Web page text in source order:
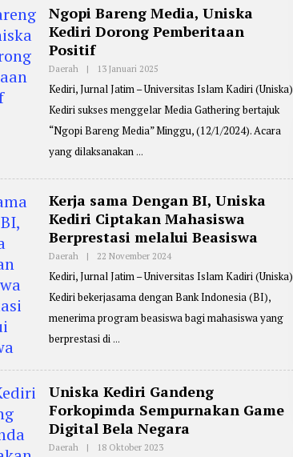
:
M
A
O
Ngopi Bareng Media, Uniska
Kediri Dorong Pemberitaan
Positif
Daerah | 13 Januari 2025
E
R
E
P
E
:
M
A
O
O
Kediri, Jurnal Jatim – Universitas Islam Kadiri (Uniska)
Kediri sukses menggelar Media Gathering bertajuk
“Ngopi Bareng Media” Minggu, (12/1/2024). Acara
yang dilaksanakan
Kerja sama Dengan BI, Uniska
Kediri Ciptakan Mahasiswa
Berprestasi melalui Beasiswa
Daerah | 22 November 2024O
E
R
P
E
:
A
S
J
Kediri, Jurnal Jatim – Universitas Islam Kadiri (Uniska)
Kediri bekerjasama dengan Bank Indonesia (BI),
menerima program beasiswa bagi mahasiswa yang
berprestasi di
Uniska Kediri Gandeng
Forkopimda Sempurnakan Game
Digital Bela Negara
Daerah | 18 Oktober 2023O